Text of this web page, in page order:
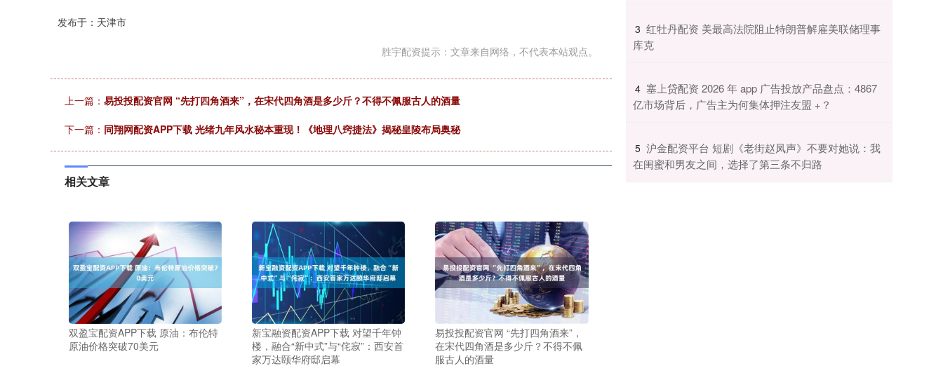
发布于：天津市
胜宇配资提示：文章来自网络，不代表本站观点。
上一篇： 易投投配资官网 “先打四角酒来”，在宋代四角酒是多少斤？不得不佩服古人的酒量
下一篇： 同翔网配资APP下载 光绪九年风水秘本重现！《地理八窍捷法》揭秘皇陵布局奥秘
相关文章
双盈宝配资APP下载 原油：布伦特
原油价格突破70美元
新宝融资配资APP下载 对望千年钟
楼，融合“新中式”与“侘寂”：西安首
家万达颐华府邸启幕
易投投配资官网 “先打四角酒来”，
在宋代四角酒是多少斤？不得不佩
服古人的酒量
3 ​红牡丹配资 美最高法院阻止特朗普解雇美联储理事
库克
4 ​塞上贷配资 2026 年 app 广告投放产品盘点：4867
亿市场背后，广告主为何集体押注友盟 +？
5 ​沪金配资平台 短剧《老街赵凤声》不要对她说：我
在闺蜜和男友之间，选择了第三条不归路